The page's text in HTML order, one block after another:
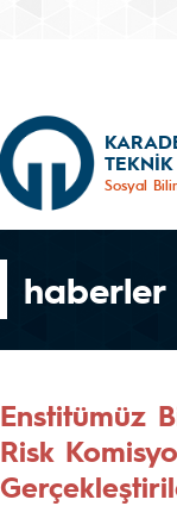
Sosyal
haberler
Enstitümüz
Risk